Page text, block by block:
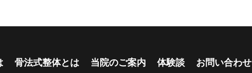
骨法式整体とは 当院のご案内 体験談 お問い合わせ